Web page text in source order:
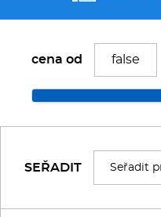
Gastronádoby
ALBA
cena od
SEŘADIT